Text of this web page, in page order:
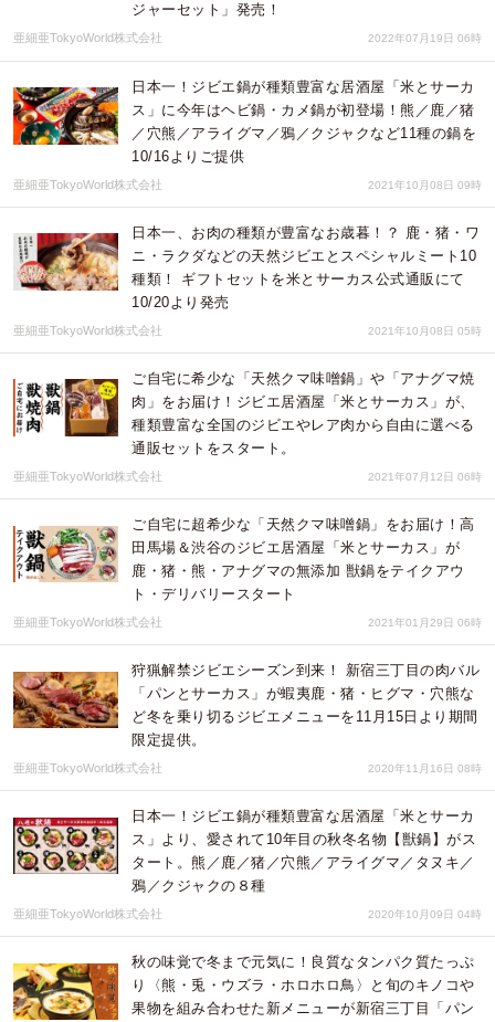
ジャーセット」発売！
亜細亜TokyoWorld株式会社 2022年07月19日 06時
日本一！ジビエ鍋が種類豊富な居酒屋「米とサーカ
ス」に今年はヘビ鍋・カメ鍋が初登場！熊／鹿／猪
／穴熊／アライグマ／鴉／クジャクなど11種の鍋を
10/16よりご提供
亜細亜TokyoWorld株式会社 2021年10月08日 09時
日本一、お肉の種類が豊富なお歳暮！？ 鹿・猪・ワ
ニ・ラクダなどの天然ジビエとスペシャルミート10
種類！ ギフトセットを米とサーカス公式通販にて
10/20より発売
亜細亜TokyoWorld株式会社 2021年10月08日 05時
ご自宅に希少な「天然クマ味噌鍋」や「アナグマ焼
肉」をお届け！ジビエ居酒屋「米とサーカス」が、
種類豊富な全国のジビエやレア肉から自由に選べる
通販セットをスタート。
亜細亜TokyoWorld株式会社 2021年07月12日 06時
ご自宅に超希少な「天然クマ味噌鍋」をお届け！高
田馬場＆渋谷のジビエ居酒屋「米とサーカス」が
鹿・猪・熊・アナグマの無添加 獣鍋をテイクアウ
ト・デリバリースタート
亜細亜TokyoWorld株式会社 2021年01月29日 06時
狩猟解禁ジビエシーズン到来！ 新宿三丁目の肉バル
「パンとサーカス」が蝦夷鹿・猪・ヒグマ・穴熊な
ど冬を乗り切るジビエメニューを11月15日より期間
限定提供。
亜細亜TokyoWorld株式会社 2020年11月16日 08時
日本一！ジビエ鍋が種類豊富な居酒屋「米とサーカ
ス」より、愛されて10年目の秋冬名物【獣鍋】がス
タート。熊／鹿／猪／穴熊／アライグマ／タヌキ／
鴉／クジャクの８種
亜細亜TokyoWorld株式会社 2020年10月09日 04時
秋の味覚で冬まで元気に！良質なタンパク質たっぷ
り〈熊・兎・ウズラ・ホロホロ鳥〉と旬のキノコや
果物を組み合わせた新メニューが新宿三丁目「パン